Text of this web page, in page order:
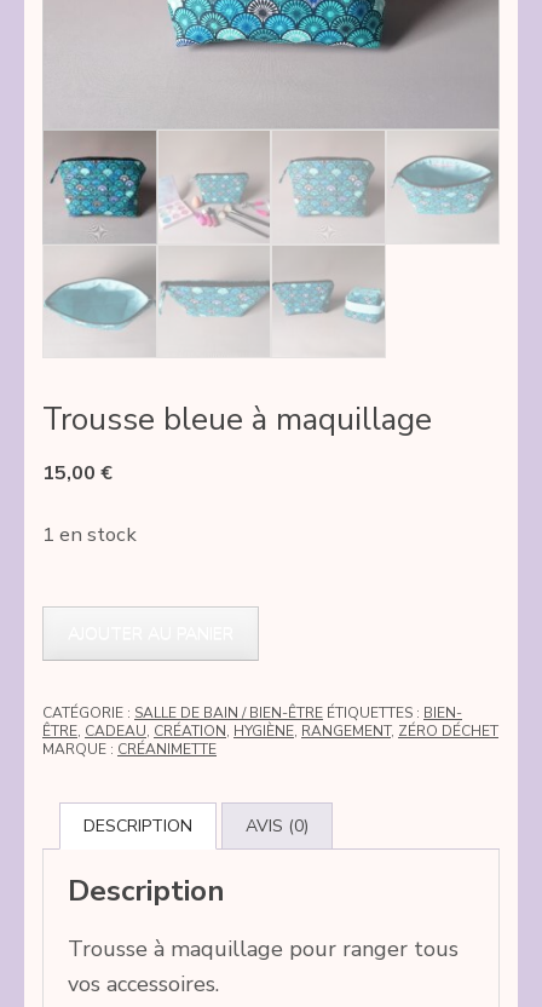
Trousse bleue à maquillage
15,00 €
1 en stock
Trousse
bleue
à
CATÉGORIE : SALLE DE BAIN / BIEN-ÊTRE ÉTIQUETTES : BIEN-
ÊTRE, CADEAU, CRÉATION, HYGIÈNE, RANGEMENT, ZÉRO DÉCHET
MARQUE : CRÉANIMETTE
DESCRIPTION AVIS (0)
Description
Trousse à maquillage pour ranger tous
vos accessoires.